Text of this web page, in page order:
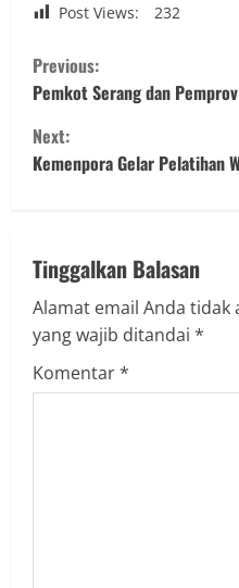
Post Views: 232
C
o
n
n
u
e
Previous:
Pemkot Serang dan
Next:
Kemenpora Gelar Pelatihan
Tinggalkan Balasan
Alamat email Anda tidak
yang wajib ditandai *
Komentar*